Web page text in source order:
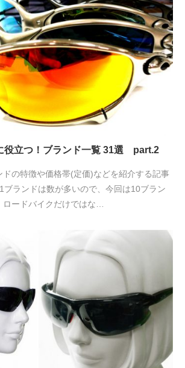
役立つ！ブランド一覧 31選 part.2
ドの特徴や価格帯(定価)などを紹介する記事
ブランドは数が多いので、今回は10ブラン
ロードバイクだけではな…